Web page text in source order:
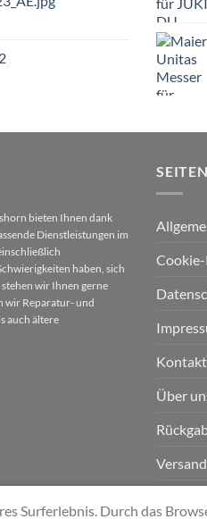
bieten Ihnen dank
Dienstleistungen im
haben, sich
wir Ihnen gerne
wir Reparatur- und
auch ältere
SEITEN
Kontakt
Über
Surferlebnis. Durch das